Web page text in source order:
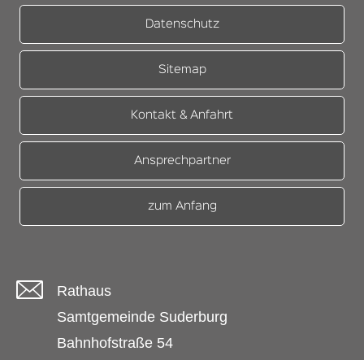
Datenschutz
Sitemap
Kontakt & Anfahrt
Ansprechpartner
zum Anfang
Rathaus
Samtgemeinde Suderburg
Bahnhofstraße 54